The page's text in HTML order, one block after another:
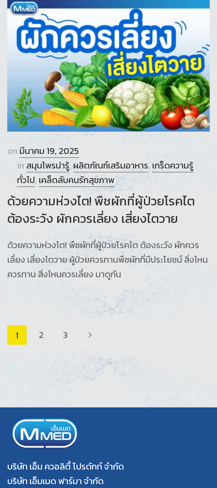
on มีนาคม 19, 2025
in สมุนไพรน่ารู้,ผลิตภัณฑ์เสริมอาหาร,เกร็ดความรู้
ทั่วไป, เคล็ดลับคนรักสุขภาพ
ด้วยความห่วงไต! พืชผักที่ผู้ป่วยโรคไต
ต้องระวัง ผักควรเลี่ยง เสี่ยงไตวาย
ด้วยความห่วงไต! พืชผักที่ผู้ป่วยโรคไต ต้องระวัง ผักควร
เลี่ยง เสี่ยงไตวาย ผู้ป่วยควรทานพืชผักที่มีประโยชน์ สิ่งไหน
ควรทาน สิ่งไหนควรเลี่ยง มาดูกัน
1 2
3
>
บริษัท เอ็ม ควอลิตี้ โปรดักท์ จำกัด
บริษัท เอ็มเมด ฟาร์มา จำกัด